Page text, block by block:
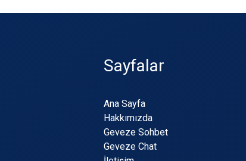
Sayfalar
Ana Sayfa
Hakkımızda
Geveze Sohbet
Geveze Chat